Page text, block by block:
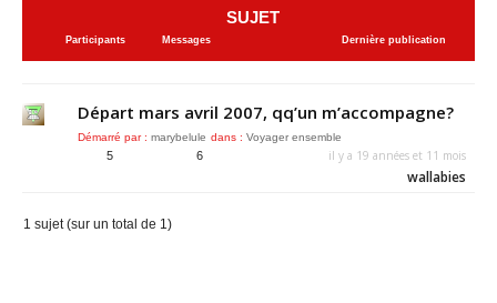
SUJET
Participants Messages Dernière publication
Départ mars avril 2007, qq’un m’accompagne?
Démarré par : marybelule dans : Voyager ensemble
5 6 il y a 19 années et 11 mois
wallabies
1 sujet (sur un total de 1)